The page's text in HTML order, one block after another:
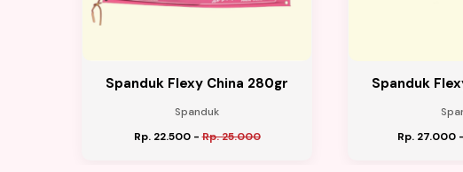
Spanduk Flexy China 280gr
Spanduk
Rp. 22.500-Rp. 25.000
Spanduk
Rp. 27.000 -